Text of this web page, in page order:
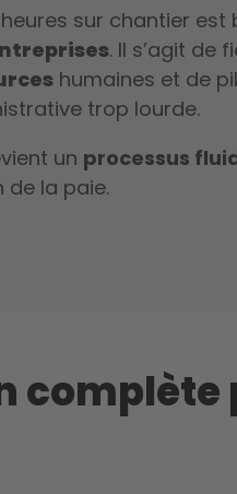
sur chantier est
. Il s’agit de
humaines et de
trop lourde.
un processus
de la paie.
complète